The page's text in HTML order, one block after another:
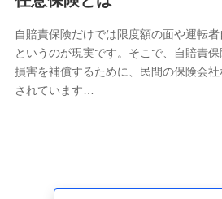
又は株式会社NTTドコモが提供す
約状態・ご利用履歴インターネッ
る情報、アプリケーション利用時
購入されたサービスや商品の名称
する情報、アンケートの回答に関
自賠責保険だけでは限度額の面や運転
というのが現実です。そこで、自賠責
損害を補償するために、民間の保険会
されています…